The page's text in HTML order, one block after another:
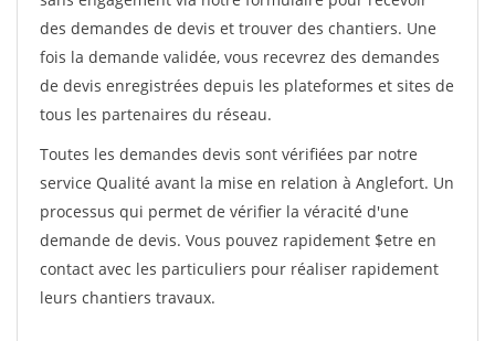
des demandes de devis et trouver des chantiers. Une
fois la demande validée, vous recevrez des demandes
de devis enregistrées depuis les plateformes et sites de
tous les partenaires du réseau.
Toutes les demandes devis sont vérifiées par notre
service Qualité avant la mise en relation à Anglefort. Un
processus qui permet de vérifier la véracité d'une
demande de devis. Vous pouvez rapidement $etre en
contact avec les particuliers pour réaliser rapidement
leurs chantiers travaux.